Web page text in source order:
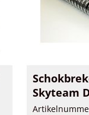
Skyteam